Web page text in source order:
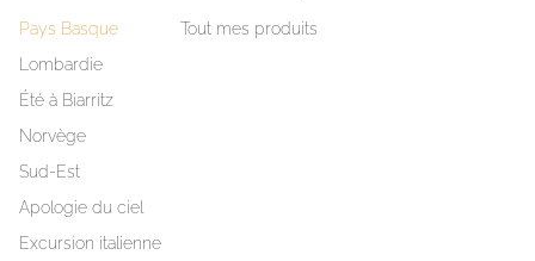
Pays Basque
Lombardie
Été à Biarritz
Norvège
Sud-Est
Apologie du ciel
Excursion italienne
Tout mes produits